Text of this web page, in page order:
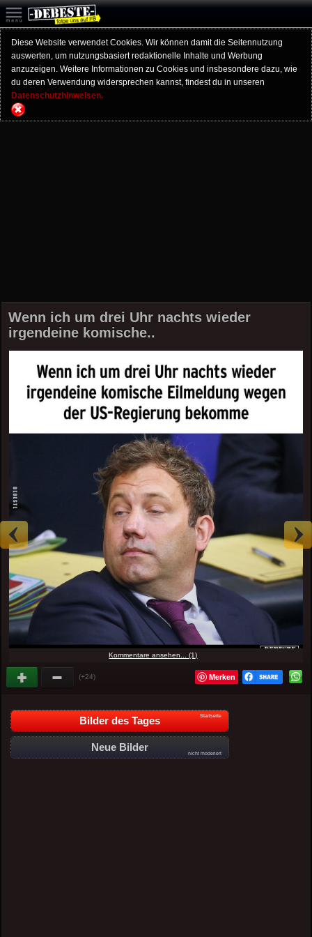
Diese Website verwendet Cookies. Wir können damit die Seitennutzung
auswerten, um nutzungsbasiert redaktionelle Inhalte und Werbung
anzuzeigen. Weitere Informationen zu Cookies und insbesondere dazu, wie
du deren Verwendung widersprechen kannst, findest du in unseren
Datenschutzhinweisen.
Wenn ich um drei Uhr nachts wieder
irgendeine komische..
Kommentare ansehen... (1)
(+24) Merken
Bilder des Tages Startseite
Neue Bilder
nicht moderiert